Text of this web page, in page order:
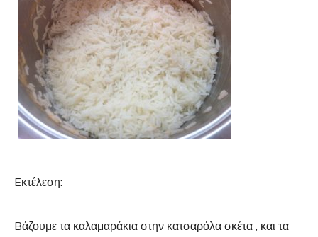
Eκτέλεση:
Bάζουμε τα καλαμαράκια στην κατσαρόλα σκέτα , και τα